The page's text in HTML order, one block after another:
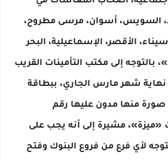
السويس، أسوان، مرسى مطروح،
الأقصر، الإسماعيلية، البحر
بالتوجه إلى مكتب التأمينات القريب
شهر مارس الجاري، ببطاقة
صورة منها مدون عليها رقم
«ميزة»، مشيرة إلى أنه يجب على
لأي فرع من فروع البنوك وفتح